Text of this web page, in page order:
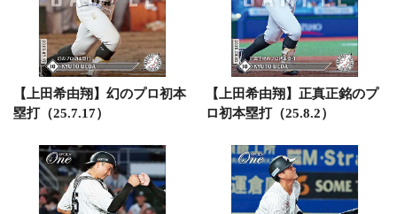
【上田希由翔】幻のプロ初本
塁打（25.7.17）
【上田希由翔】正真正銘のプ
ロ初本塁打（25.8.2）